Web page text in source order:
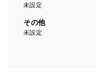
未設定
その他
未設定